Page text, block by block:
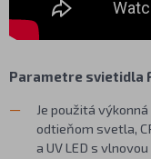
Parametre svietidla
Je použitá výkonná
odtieňom svetla,
a UV LED s